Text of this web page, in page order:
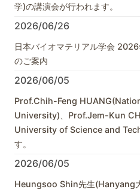
学)の講演会が行われます。
2026/06/26
日本バイオマテリアル学会
のご案内
2026/06/05
Prof.Chih-Feng
University)、Prof.Jem-Kun
University of Science and
す。
2026/06/05
Heungsoo Shin先生(Hanyang